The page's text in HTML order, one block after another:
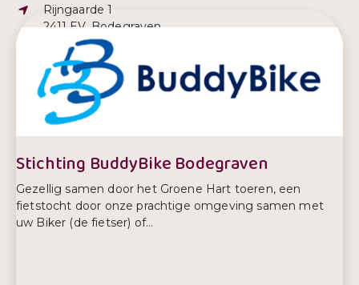
Adres:
Rijngaarde 1
2411 EV, Bodegraven
E-mailadres:
info@vervoervandeurtotdeur.nl
Telefoonnummer:
0172 614730
Stichting BuddyBike Bodegraven
Gezellig samen door het Groene Hart toeren, een
fietstocht door onze prachtige omgeving samen met
uw Biker (de fietser) of...